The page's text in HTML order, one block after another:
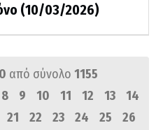
(10/03/2026)
από σύνολο 1155
8 9 10 11 12 13
14
21 22 23 24 25
26